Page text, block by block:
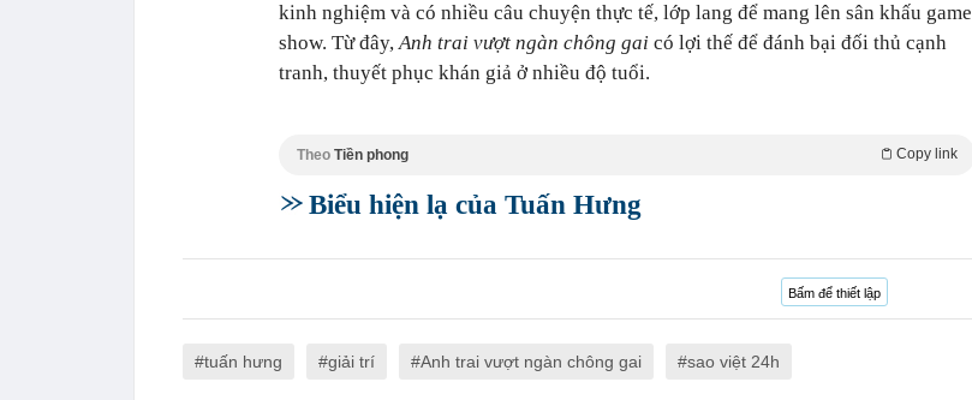
kinh nghiệm và có nhiều câu chuyện thực tế, lớp lang để mang lên sân khấu game
show. Từ đây,Anh trai vượt ngàn chông gai có lợi thế để đánh bại đối thủ cạnh
tranh, thuyết phục khán giả ở nhiều độ tuổi.
Theo Tiền phong Copy link
Biểu hiện lạ của Tuấn Hưng
Bấm để thiết lập
tuấn hưng giải trí Anh trai vượt ngàn chông gai sao việt 24h